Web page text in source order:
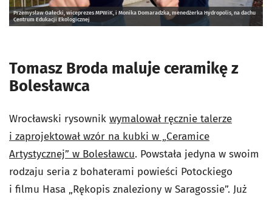
Przemysław Gałecki, wiceprezes MPWiK, i Monika Domaradzka, menedżerka Hydropolis, na dachu
Centrum Edukacji Ekologicznej
Tomasz Broda maluje ceramikę z
Bolesławca
Wrocławski rysownik wymalował ręcznie talerze
i zaprojektował wzór na kubki w „Ceramice
Artystycznej” w Bolesławcu. Powstała jedyna w swoim
rodzaju seria z bohaterami powieści Potockiego
i filmu Hasa „Rękopis znaleziony w Saragossie”. Już